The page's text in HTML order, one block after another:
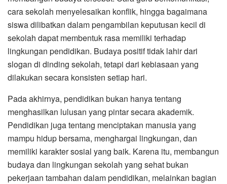
cara sekolah menyelesaikan konflik, hingga bagaimana
siswa dilibatkan dalam pengambilan keputusan kecil di
sekolah dapat membentuk rasa memiliki terhadap
lingkungan pendidikan. Budaya positif tidak lahir dari
slogan di dinding sekolah, tetapi dari kebiasaan yang
dilakukan secara konsisten setiap hari.
Pada akhirnya, pendidikan bukan hanya tentang
menghasilkan lulusan yang pintar secara akademik.
Pendidikan juga tentang menciptakan manusia yang
mampu hidup bersama, menghargai lingkungan, dan
memiliki karakter sosial yang baik. Karena itu, membangun
budaya dan lingkungan sekolah yang sehat bukan
pekerjaan tambahan dalam pendidikan, melainkan bagian